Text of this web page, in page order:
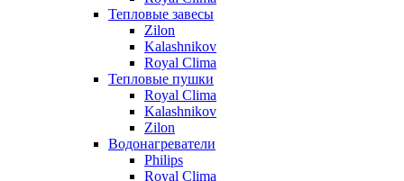
Тепловые завесы
Zilon
Kalashnikov
Royal Clima
Тепловые пушки
Royal Clima
Kalashnikov
Zilon
Водонагреватели
Philips
Royal Clima